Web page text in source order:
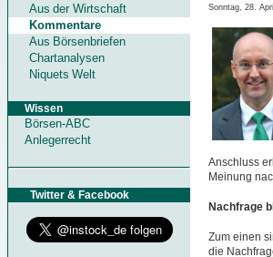
Aus der Wirtschaft
Kommentare
Aus Börsenbriefen
Chartanalysen
Niquets Welt
Wissen
Börsen-ABC
Anlegerrecht
Twitter & Facebook
Sonntag, 28.
Anschluss
Meinung
Nachfrage
Zum einen
die